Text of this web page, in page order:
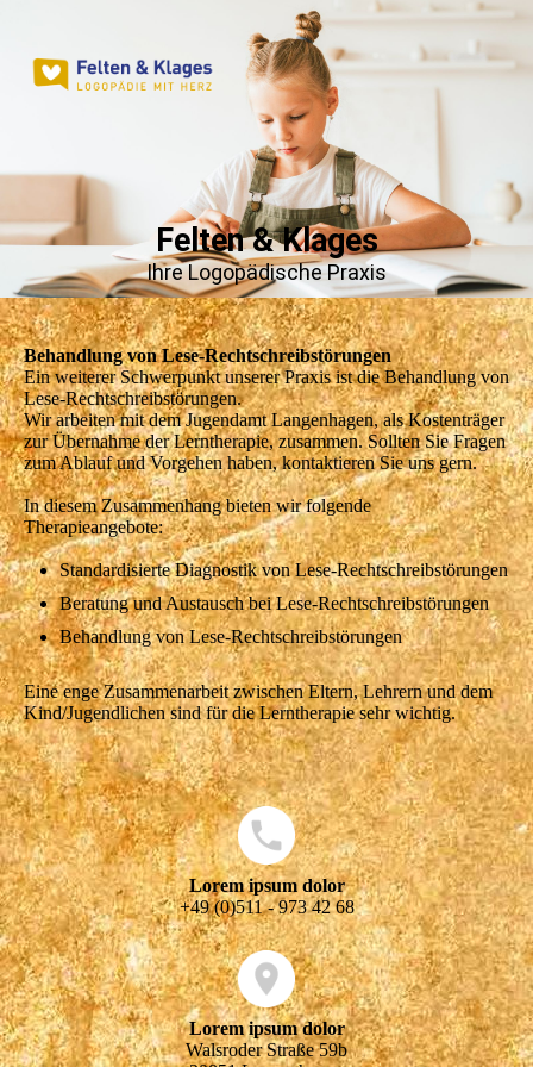
Felten & Klages
Ihre Logopädische Praxis
Behandlung von Lese-Rechtschreibstörungen
Ein weiterer Schwerpunkt unserer Praxis ist die Behandlung von
Lese-Rechtschreibstörungen.
Wir arbeiten mit dem Jugendamt Langenhagen, als Kostenträger
zur Übernahme der Lerntherapie, zusammen. Sollten Sie Fragen
zum Ablauf und Vorgehen haben, kontaktieren Sie uns gern.
In diesem Zusammenhang bieten wir folgende
Therapieangebote:
Standardisierte Diagnostik von Lese-Rechtschreibstörungen
Beratung und Austausch bei Lese-Rechtschreibstörungen
Behandlung von Lese-Rechtschreibstörungen
Eine enge Zusammenarbeit zwischen Eltern, Lehrern und dem
Kind/Jugendlichen sind für die Lerntherapie sehr wichtig.
Lorem ipsum dolor
+49 (0)511 - 973 42 68
Lorem ipsum dolor
Walsroder Straße 59b